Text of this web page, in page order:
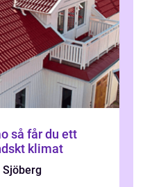
klimat
Sjöberg